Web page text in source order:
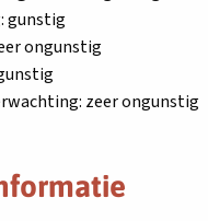
gunstig
ongunstig
zeer ongunstig